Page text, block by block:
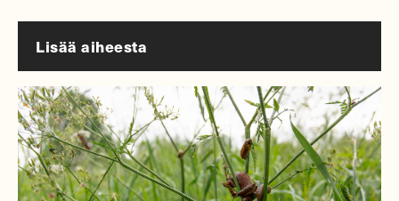
Lisää aiheesta